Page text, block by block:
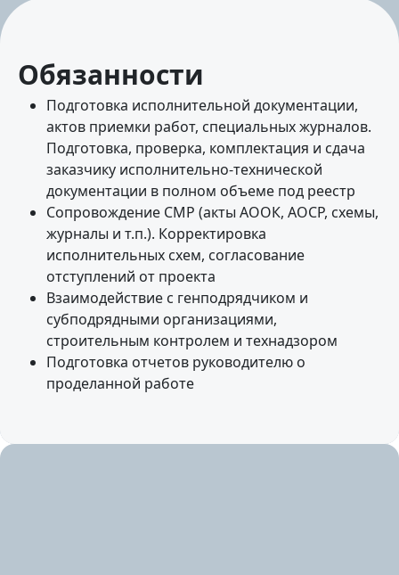
Обязанности
Подготовка исполнительной документации,
актов приемки работ, специальных журналов.
Подготовка, проверка, комплектация и сдача
заказчику исполнительно-технической
документации в полном объеме под реестр
Сопровождение СМР (акты АООК, АОСР, схемы,
журналы и т.п.). Корректировка
исполнительных схем, согласование
отступлений от проекта
Взаимодействие с генподрядчиком и
субподрядными организациями,
строительным контролем и технадзором
Подготовка отчетов руководителю о
проделанной работе